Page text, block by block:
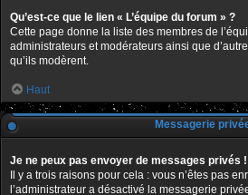
Qu’est-ce que le lien « L’équipe du forum » ?
Cette page donne la liste des membres de
administrateurs et modérateurs ainsi que
qu’ils modèrent.
Haut
Messagerie
Je ne peux pas envoyer de messages privés !
Il y a trois raisons pour cela : vous n’êtes pas
l’administrateur a désactivé la messagerie